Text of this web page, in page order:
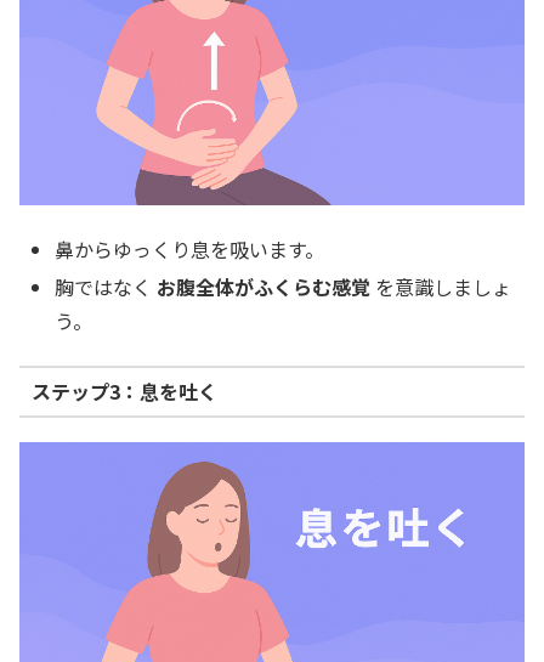
鼻からゆっくり息を吸います。
胸ではなく お腹全体がふくらむ感覚 を意識しましょ
う。
ステップ3：息を吐く